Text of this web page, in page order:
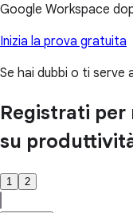
Google Workspace
Inizia la prova gratuita
Se hai dubbi o ti serve
Registrati
su
1 2